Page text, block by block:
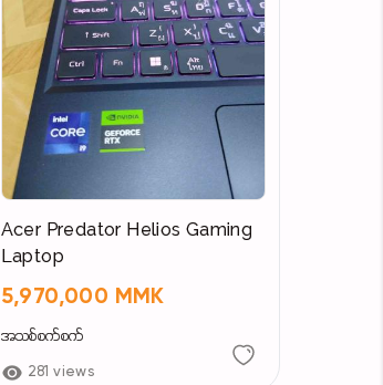
Acer Predator Helios Gaming
Laptop
5,970,000 MMK
အသစ်စက်စက်
281 views